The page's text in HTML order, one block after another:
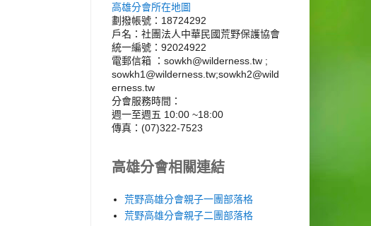
高雄分會所在地圖
劃撥帳號：18724292
戶名：社團法人中華民國荒野保護協會
統一編號：92024922
電郵信箱 ：sowkh@wilderness.tw ;
sowkh1@wilderness.tw;sowkh2@wild
erness.tw
分會服務時間：
週一至週五 10:00 ~18:00
傳真：(07)322-7523
高雄分會相關連結
荒野高雄分會親子一團部落格
荒野高雄分會親子二團部落格